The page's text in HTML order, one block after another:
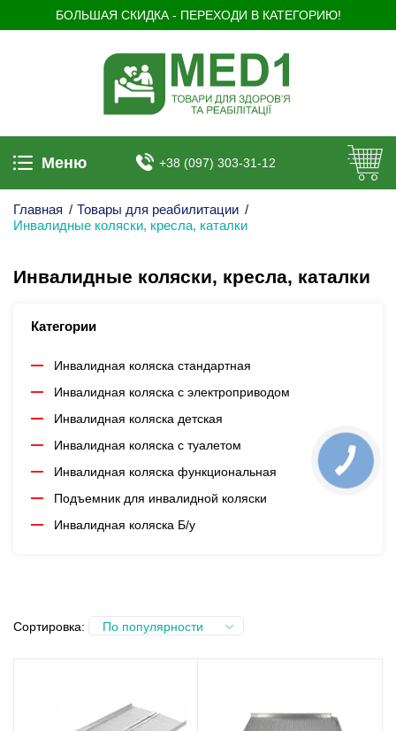
БОЛЬШАЯ СКИДКА - ПЕРЕХОДИ В КАТЕГОРИЮ!
Меню +38 (097) 303-31-12
Главная / Товары для реабилитации /
Инвалидные коляски, кресла, каталки
Инвалидные коляски, кресла, каталки
Категории
Инвалидная коляска стандартная
Инвалидная коляска c электроприводом
Инвалидная коляска детская
Инвалидная коляска с туалетом
Инвалидная коляска функциональная
Подъемник для инвалидной коляски
Инвалидная коляска Б/у
Сортировка: По популярности